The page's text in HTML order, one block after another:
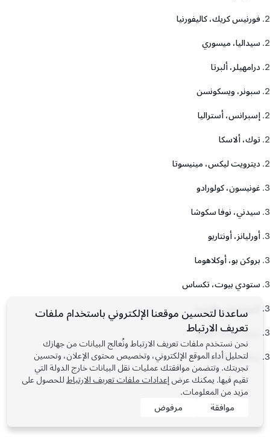
فورنيس كريك، كاليفورنيا
سيداليا، ميسوري
درامهيلر، ألبرتا
سبونر، ويسكونسن
إسبرانس، أستراليا
توك، ألاسكا
ديترويت ليكس، مينيسوتا
غونيسون، كولورادو
سيدني، نوفا سكوشا
أورليانز، أونتاريو
بروكن بو، أوكلاهوما
ستودي بيوت، تكساس
كليويستون، فلوريدا
سييرا فيستا، أريزونا
ستانلي، أيداهو
ساعدنا لتحسين موقعنا الإلكتروني باستخدام ملفات
تعريف الارتباط
نحن نستخدم ملفات تعريف الارتباط ونُعالج البيانات من جهازك
لتحليل أداء الموقع الإلكتروني، وتخصيص محتوى الإعلان، وتحسين
تجربتك. وتتضمن موافقتك عمليات نقل البيانات خارج الدولة التي
تقيم فيها. يمكنك عرض إعدادات ملفات تعريف الارتباط للحصول على
مزيد من المعلومات.
موافقة
مرفوض